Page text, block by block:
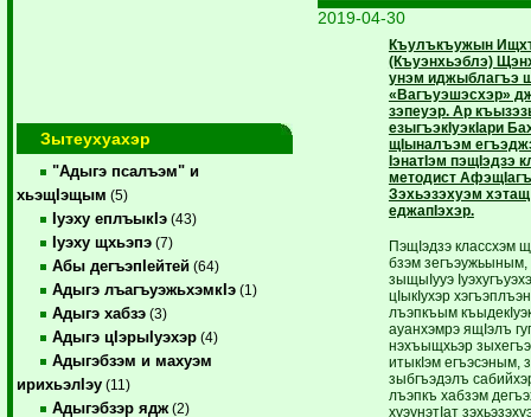
Зытеухуахэр
"Адыгэ псалъэм" и
хьэщIэщым (5)
Iуэху еплъыкIэ (43)
Iуэху щхьэпэ (7)
Абы дегъэпIейтей (64)
Адыгэ лъагъуэжьхэмкIэ (1)
Адыгэ хабзэ (3)
Адыгэ цIэрыIуэхэр (4)
Адыгэбзэм и махуэм
ирихьэлIэу (11)
Адыгэбзэр ядж (2)
2019-04-30
Къулъкъужын
(Къуэнхьэблэ)
унэм иджыблагъэ
«Вагъуэшэсхэр»
зэпеуэр. Ар
езыгъэкIуэкIари
щIыналъэм
IэнатIэм пэщIэдзэ
методист
Зэхьэзэхуэм
еджапIэхэр.
ПэщIэдзэ классхэм
бзэм
зыщыIууэ
цIыкIухэр
лъэпкъым
ауанхэмрэ ящIэлъ
нэхъыщхьэр
итыкIэм егъэсэным,
зыбгъэдэлъ
лъэпкъ хабзэм
хуэунэтIат